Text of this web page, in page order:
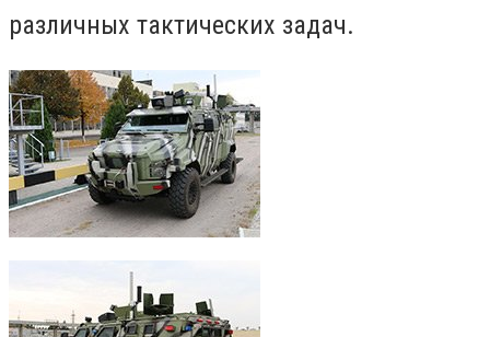
различных тактических задач.